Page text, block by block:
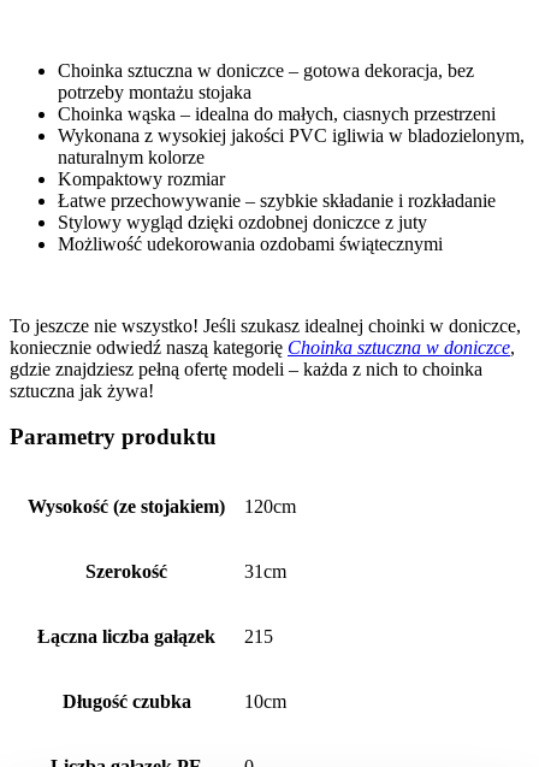
Choinka sztuczna w doniczce – gotowa dekoracja, bez
potrzeby montażu stojaka
Choinka wąska – idealna do małych, ciasnych przestrzeni
Wykonana z wysokiej jakości PVC igliwia w bladozielonym,
naturalnym kolorze
Kompaktowy rozmiar
Łatwe przechowywanie – szybkie składanie i rozkładanie
Stylowy wygląd dzięki ozdobnej doniczce z juty
Możliwość udekorowania ozdobami świątecznymi
To jeszcze nie wszystko! Jeśli szukasz idealnej choinki w doniczce,
koniecznie odwiedź naszą kategorię Choinka sztuczna w doniczce,
gdzie znajdziesz pełną ofertę modeli – każda z nich to choinka
sztuczna jak żywa!
Parametry produktu
Wysokość (ze stojakiem) 120cm
Szerokość 31cm
Łączna liczba gałązek 215
Długość czubka 10cm